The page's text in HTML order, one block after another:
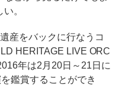
。
産をバックに行なうコ
HERITAGE LIVE ORC
年は2月20日～21日に
鑑賞することができ